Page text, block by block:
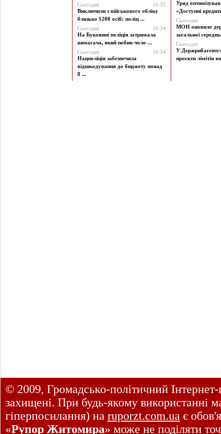
Сьогодні
16:35
Виключили з військового обліку
близько 1200 осіб: поліц ...
Сьогодні
16:34
На Буковині поліція затримала
вимагача, який побив чоло ...
Сьогодні
16:34
Нацполіція забезпечила
відшкодування до бюджету понад
8 ...
Уряд
«Доступні
Сьогодні
МОН оновило
загальної
Сьогодні
У
проєкти лімітів
© 2009, Громадсько-політичний
захищені. При будь-якому використанні
гіперпосилання) на ruporzt.com.ua є
«Рупор Житомира» може не поділяти